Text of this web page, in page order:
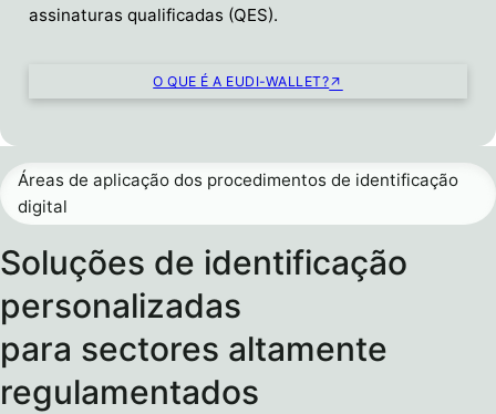
assinaturas qualificadas (QES).
O QUE É A EUDI-WALLET?
Áreas de aplicação dos procedimentos de identificação
digital
Soluções de identificação
personalizadas
para sectores altamente
regulamentados